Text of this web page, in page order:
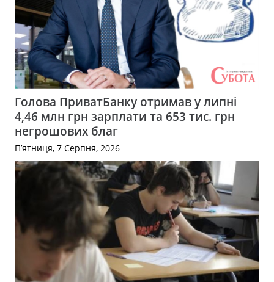
Голова ПриватБанку отримав у липні
4,46 млн грн зарплати та 653 тис. грн
негрошових благ
П’ятниця, 7 Серпня, 2026